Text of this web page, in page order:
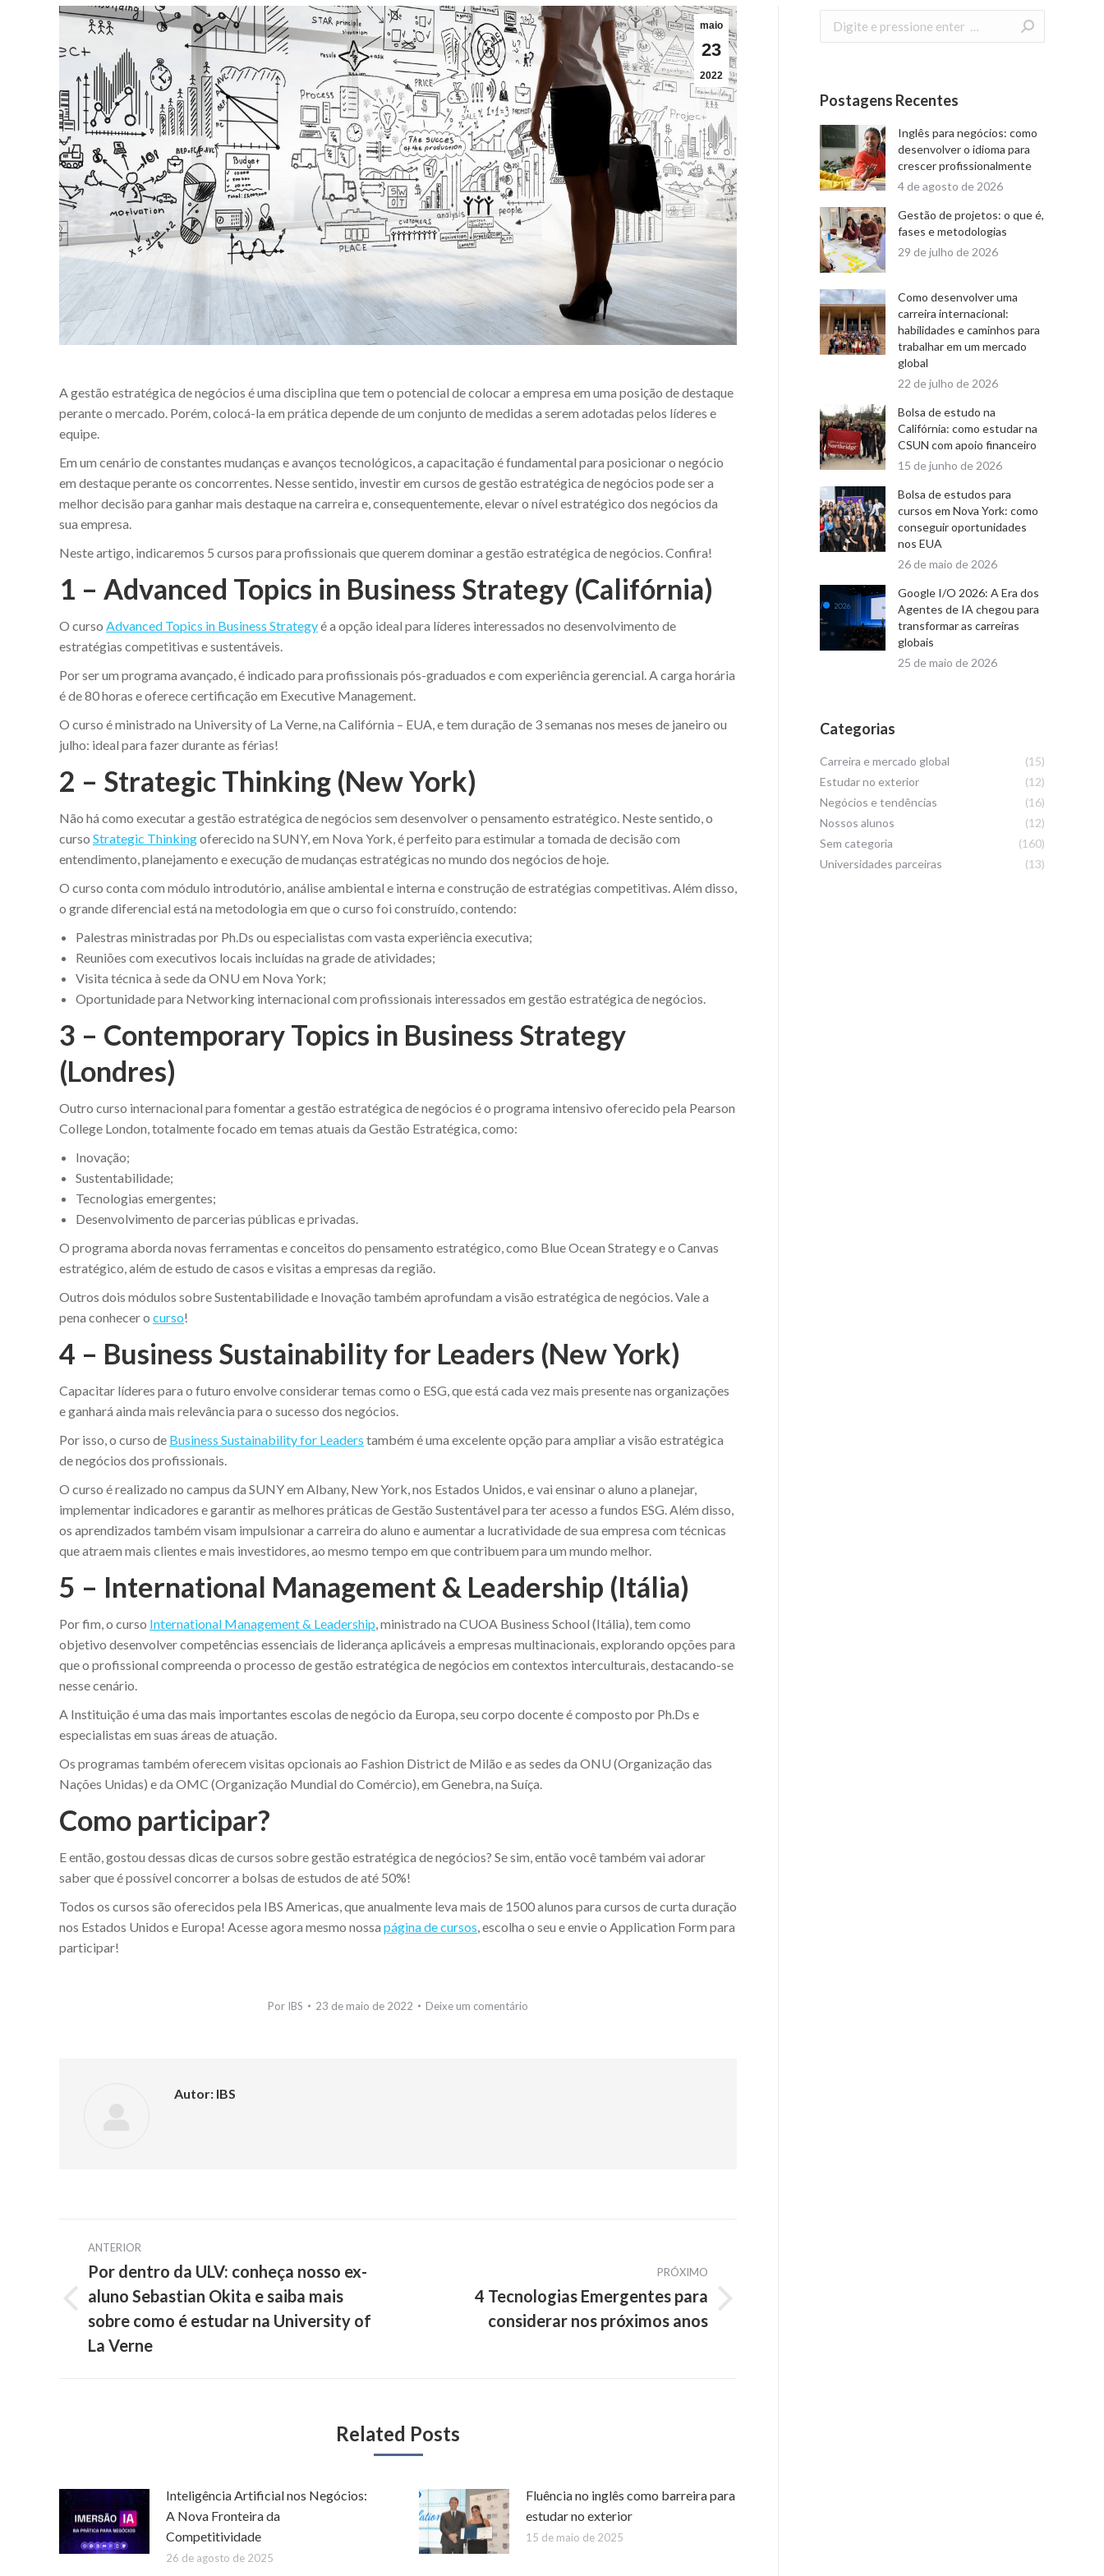
maio
23
2022
A gestão estratégica de negócios é uma disciplina que tem o potencial de colocar a empresa em uma posição de destaque
perante o mercado. Porém, colocá-la em prática depende de um conjunto de medidas a serem adotadas pelos líderes e
equipe.
Em um cenário de constantes mudanças e avanços tecnológicos, a capacitação é fundamental para posicionar o negócio
em destaque perante os concorrentes. Nesse sentido, investir em cursos de gestão estratégica de negócios pode ser a
melhor decisão para ganhar mais destaque na carreira e, consequentemente, elevar o nível estratégico dos negócios da
sua empresa.
Neste artigo, indicaremos 5 cursos para profissionais que querem dominar a gestão estratégica de negócios. Confira!
1 – Advanced Topics in Business Strategy (Califórnia)
O curso Advanced Topics in Business Strategyé a opção ideal para líderes interessados no desenvolvimento de
estratégias competitivas e sustentáveis.
Por ser um programa avançado, é indicado para profissionais pós-graduados e com experiência gerencial. A carga horária
é de 80 horas e oferece certificação em Executive Management.
O curso é ministrado na University of La Verne, na Califórnia – EUA, e tem duração de 3 semanas nos meses de janeiro ou
julho: ideal para fazer durante as férias!
2 – Strategic Thinking (New York)
Não há como executar a gestão estratégica de negócios sem desenvolver o pensamento estratégico. Neste sentido, o
curso Strategic Thinkingoferecido na SUNY, em Nova York, é perfeito para estimular a tomada de decisão com
entendimento, planejamento e execução de mudanças estratégicas no mundo dos negócios de hoje.
O curso conta com módulo introdutório, análise ambiental e interna e construção de estratégias competitivas. Além disso,
o grande diferencial está na metodologia em que o curso foi construído, contendo:
Palestras ministradas por Ph.Ds ou especialistas com vasta experiência executiva;
Reuniões com executivos locais incluídas na grade de atividades;
Visita técnica à sede da ONU em Nova York;
Oportunidade para Networking internacional com profissionais interessados em gestão estratégica de negócios.
3 – Contemporary Topics in Business Strategy
(Londres)
Outro curso internacional para fomentar a gestão estratégica de negócios é o programa intensivo oferecido pela Pearson
College London, totalmente focado em temas atuais da Gestão Estratégica, como:
Inovação;
Sustentabilidade;
Tecnologias emergentes;
Desenvolvimento de parcerias públicas e privadas.
O programa aborda novas ferramentas e conceitos do pensamento estratégico, como Blue Ocean Strategy e o Canvas
estratégico, além de estudo de casos e visitas a empresas da região.
Outros dois módulos sobre Sustentabilidade e Inovação também aprofundam a visão estratégica de negócios. Vale a
pena conhecer o curso!
4 – Business Sustainability for Leaders (New York)
Capacitar líderes para o futuro envolve considerar temas como o ESG, que está cada vez mais presente nas organizações
e ganhará ainda mais relevância para o sucesso dos negócios.
Por isso, o curso de Business Sustainability for Leaders também é uma excelente opção para ampliar a visão estratégica
de negócios dos profissionais.
O curso é realizado no campus da SUNY em Albany, New York, nos Estados Unidos, e vai ensinar o aluno a planejar,
implementar indicadores e garantir as melhores práticas de Gestão Sustentável para ter acesso a fundos ESG. Além disso,
os aprendizados também visam impulsionar a carreira do aluno e aumentar a lucratividade de sua empresa com técnicas
que atraem mais clientes e mais investidores, ao mesmo tempo em que contribuem para um mundo melhor.
5 – International Management & Leadership (Itália)
Por fim, o curso International Management & Leadership , ministrado na CUOA Business School (Itália), tem como
objetivo desenvolver competências essenciais de liderança aplicáveis a empresas multinacionais, explorando opções para
que o profissional compreenda o processo de gestão estratégica de negócios em contextos interculturais, destacando-se
nesse cenário.
A Instituição é uma das mais importantes escolas de negócio da Europa, seu corpo docente é composto por Ph.Ds e
especialistas em suas áreas de atuação.
Os programas também oferecem visitas opcionais ao Fashion District de Milão e as sedes da ONU (Organização das
Nações Unidas) e da OMC (Organização Mundial do Comércio), em Genebra, na Suíça.
Como participar?
E então, gostou dessas dicas de cursos sobre gestão estratégica de negócios? Se sim, então você também vai adorar
saber que é possível concorrer a bolsas de estudos de até 50%!
Todos os cursos são oferecidos pela IBS Americas, que anualmente leva mais de 1500 alunos para cursos de curta duração
nos Estados Unidos e Europa! Acesse agora mesmo nossa página de cursos , escolha o seu e envie o Application Form para
participar!
Por IBS 23 de maio de 2022 Deixe um comentário
Autor: IBS
Navegação
de
post:
ANTERIOR
anterior:
Por dentro da ULV: conheça nosso ex-
aluno Sebastian Okita e saiba mais
sobre como é estudar na University of
La Verne
PRÓXIMO
4 Tecnologias Emergentes para
considerar nos próximos anos
Related Posts
Inteligência Artificial nos Negócios:
A Nova Fronteira da
Competitividade
26 de agosto de 2025
Fluência no inglês como barreira para
estudar no exterior
15 de maio de 2025
Postagens Recentes
Inglês para negócios: como
desenvolver o idioma para
crescer profissionalmente
4 de agosto de 2026
Gestão de projetos: o que é,
fases e metodologias
29 de julho de 2026
Como desenvolver uma
carreira internacional:
habilidades e caminhos para
trabalhar em um mercado
global
22 de julho de 2026
Bolsa de estudo na
Califórnia: como estudar na
CSUN com apoio financeiro
15 de junho de 2026
Bolsa de estudos para
cursos em Nova York: como
conseguir oportunidades
nos EUA
26 de maio de 2026
Google I/O 2026: A Era dos
Agentes de IA chegou para
transformar as carreiras
globais
25 de maio de 2026
Categorias
Carreira e mercado global
(15)
Estudar no exterior
(12)
Negócios e tendências
(16)
Nossos alunos
(12)
Sem categoria
(160)
Universidades parceiras
(13)